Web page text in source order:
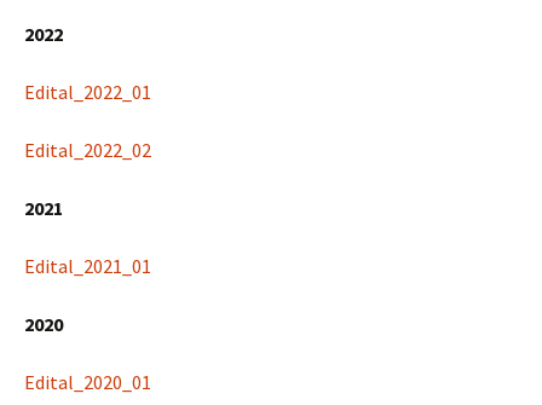
2022
Edital_2022_01
Edital_2022_02
2021
Edital_2021_01
2020
Edital_2020_01